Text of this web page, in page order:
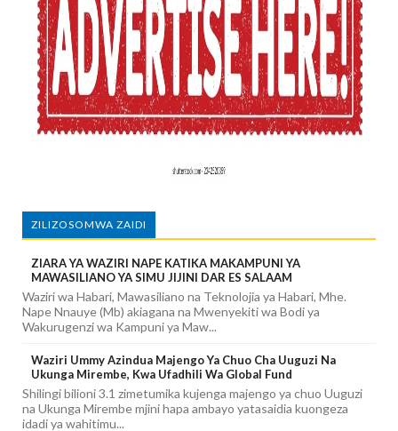
ZILIZOSOMWA ZAIDI
ZIARA YA WAZIRI NAPE KATIKA MAKAMPUNI YA
MAWASILIANO YA SIMU JIJINI DAR ES SALAAM
Waziri wa Habari, Mawasiliano na Teknolojia ya Habari, Mhe.
Nape Nnauye (Mb) akiagana na Mwenyekiti wa Bodi ya
Wakurugenzi wa Kampuni ya Maw...
Waziri Ummy Azindua Majengo Ya Chuo Cha Uuguzi Na
Ukunga Mirembe, Kwa Ufadhili Wa Global Fund
Shilingi bilioni 3.1 zimetumika kujenga majengo ya chuo Uuguzi
na Ukunga Mirembe mjini hapa ambayo yatasaidia kuongeza
idadi ya wahitimu...